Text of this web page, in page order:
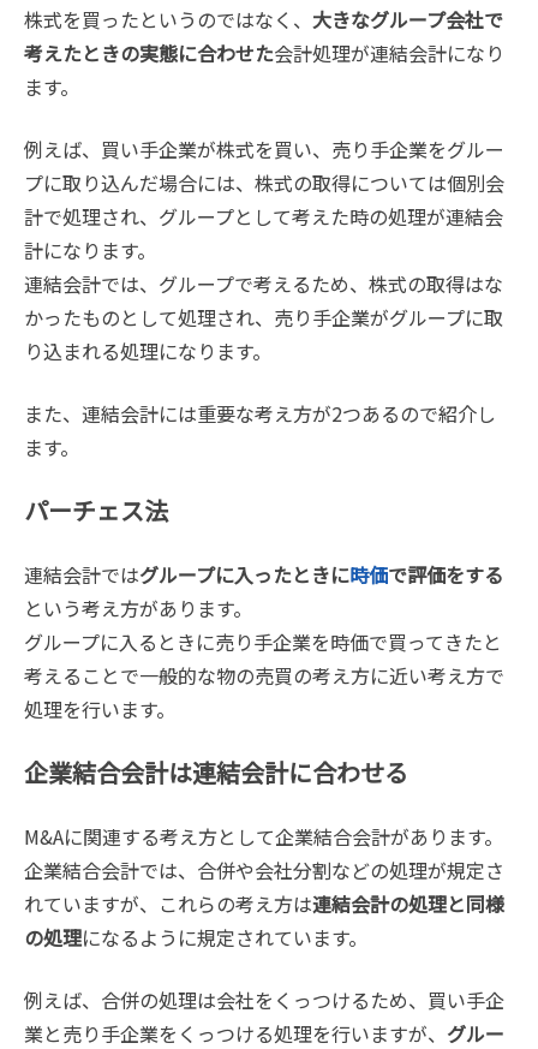
株式を買ったというのではなく、 大きなグループ会社で
考えたときの実態に合わせた会計処理が連結会計になり
ます。
例えば、買い手企業が株式を買い、売り手企業をグルー
プに取り込んだ場合には、株式の取得については個別会
計で処理され、グループとして考えた時の処理が連結会
計になります。
連結会計では、グループで考えるため、株式の取得はな
かったものとして処理され、売り手企業がグループに取
り込まれる処理になります。
また、連結会計には重要な考え方が2つあるので紹介し
ます。
パーチェス法
連結会計ではグループに入ったときに時価で評価をする
という考え方があります。
グループに入るときに売り手企業を時価で買ってきたと
考えることで一般的な物の売買の考え方に近い考え方で
処理を行います。
企業結合会計は連結会計に合わせる
M&Aに関連する考え方として企業結合会計があります。
企業結合会計では、合併や会社分割などの処理が規定さ
れていますが、これらの考え方は連結会計の処理と同様
の処理になるように規定されています。
例えば、合併の処理は会社をくっつけるため、買い手企
業と売り手企業をくっつける処理を行いますが、 グルー